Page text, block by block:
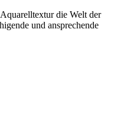
die Welt der
und ansprechende